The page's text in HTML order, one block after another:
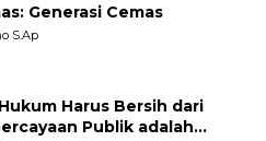
Generasi Cemas
S.Ap
Harus Bersih dari
Publik adalah